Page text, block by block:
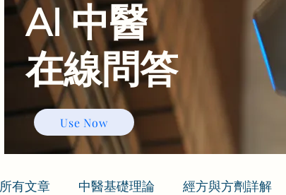
所有文章 中醫基礎理論 經方與方劑詳解
Use Now
AI 中醫
​在線問答